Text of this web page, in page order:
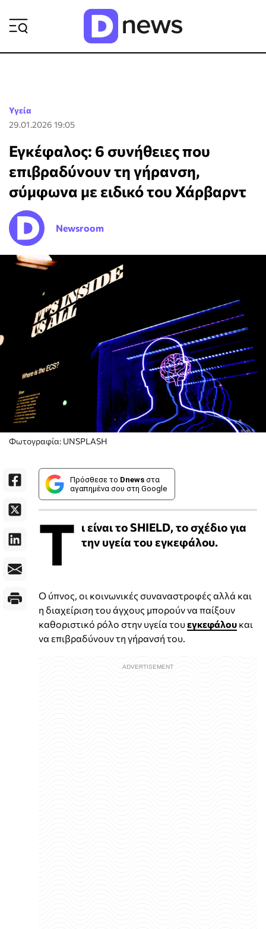
Υγεία
29.01.2026 19:05
Εγκέφαλος: 6 συνήθειες που
επιβραδύνουν τη γήρανση,
σύμφωνα με ειδικό του Χάρβαρντ
Newsroom
Φωτογραφία: UNSPLASH
Πρόσθεσε το Dnews στα
αγαπημένα σου στη Google
Τ ι είναι το SHIELD, το σχέδιο για
την υγεία του εγκεφάλου.
Ο ύπνος, οι κοινωνικές συναναστροφές αλλά και
η διαχείριση του άγχους μπορούν να παίξουν
καθοριστικό ρόλο στην υγεία τουεγκεφάλου και
να επιβραδύνουν τη γήρανσή του.